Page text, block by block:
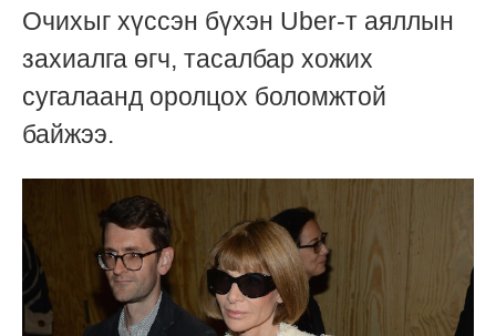
Очихыг хүссэн бүхэн Uber-т аяллын
захиалга өгч, тасалбар хожих
сугалаанд оролцох боломжтой
байжээ.